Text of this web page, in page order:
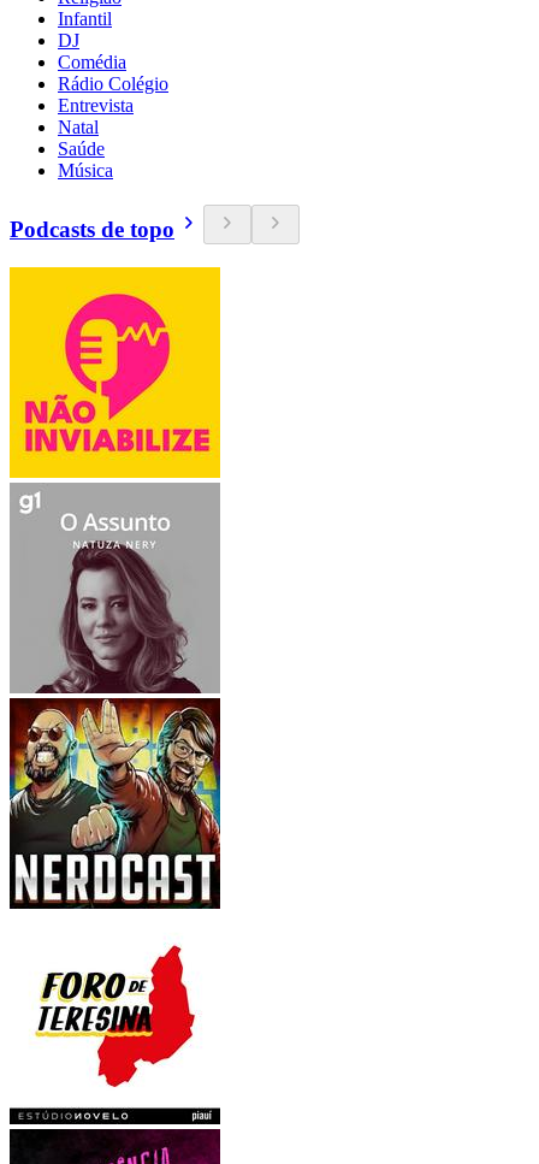
Infantil
DJ
Comédia
Rádio Colégio
Entrevista
Natal
Saúde
Música
Podcasts de topo